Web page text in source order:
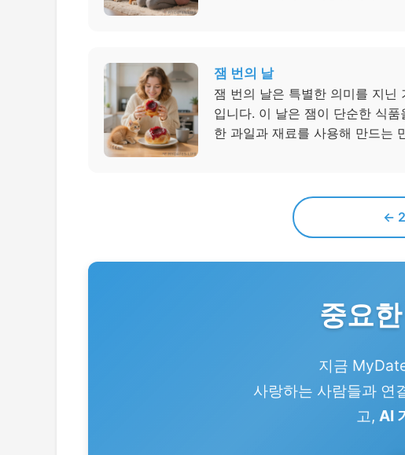
잼 번의 날
잼 번의 날은 특별한 의미를 지닌
입니다. 이 날은 잼이 단순한 식
한 과일과 재료를 사용해 만드는
←
중요
지금
사랑하는 사람들과 연
고, AI